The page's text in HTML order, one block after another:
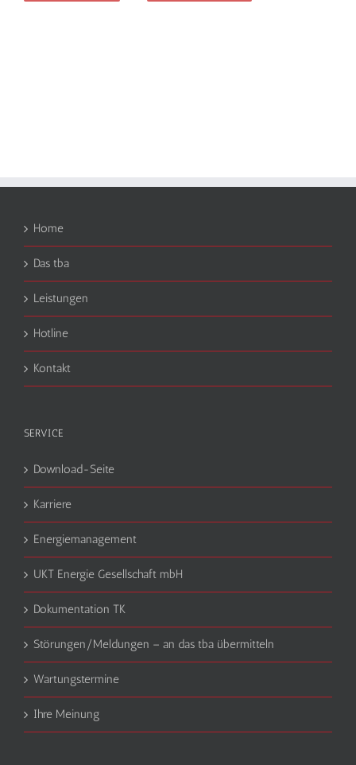
Home
Das tba
Leistungen
Hotline
Kontakt
SERVICE
Download-Seite
Karriere
Energiemanagement
UKT Energie Gesellschaft mbH
Dokumentation TK
Störungen/Meldungen – an das tba übermitteln
Wartungstermine
Ihre Meinung